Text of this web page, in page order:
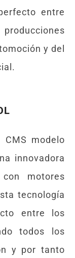
entre
y del
modelo
innovadora
motores
tecnología
entre los
todos los
y por tanto